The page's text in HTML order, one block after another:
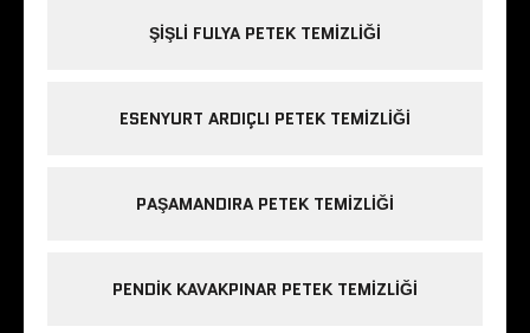
ŞIŞLI FULYA PETEK TEMIZLIĞI
ESENYURT ARDIÇLI PETEK TEMIZLIĞI
PAŞAMANDIRA PETEK TEMIZLIĞI
PENDIK KAVAKPINAR PETEK TEMIZLIĞI